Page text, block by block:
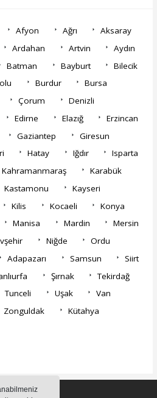
Afyon Ağrı
Aksaray
Ardahan Artvin
Aydın
Batman Bayburt
Bilecik
Burdur
Bursa
Çorum
Denizli
Edirne Elazığ
Erzincan
Gaziantep
Giresun
Hatay Iğdır
Isparta
Kahramanmaraş
Karabük
Kastamonu
Kayseri
Kilis Kocaeli
Konya
Manisa Mardin
Mersin
Niğde
Ordu
Adapazarı Samsun
Siirt
Şırnak
Tekirdağ
Tunceli Uşak
Van
Zonguldak
Kütahya